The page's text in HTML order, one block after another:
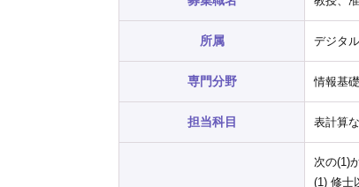
所属 デジタ
専門分野 情報基
担当科目 表計算
次の(1)
(1) 修士